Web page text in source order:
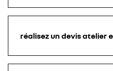
réalisez un devis atelier